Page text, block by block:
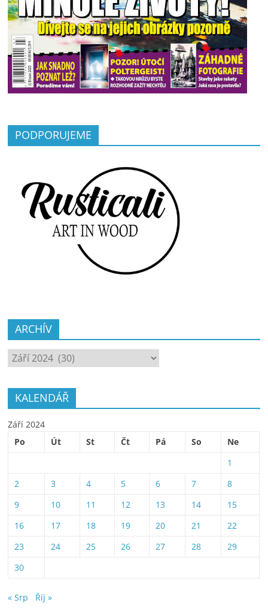
PODPORUJEME
ARCHÍV
ARCHÍV
KALENDÁŘ
Září 2024
Po
Út St Čt Pá So
Ne
1
2
3 4 5 6 7
8
9
10 11 12 13 14
15
16
17 18 19 20 21
22
23
24 25 26 27 28
29
30
« Srp Říj »